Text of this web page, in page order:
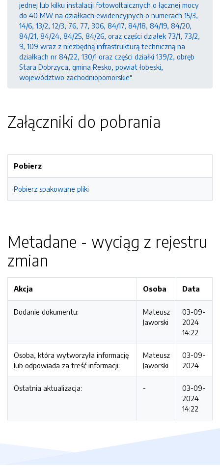
jednej lub kilku instalacji fotowoltaicznych o łącznej mocy
do 40 MW na działkach ewidencyjnych o numerach 15/3,
14/6, 13/2, 12/3, 76, 77, 306, 84/17, 84/18, 84/19, 84/20,
84/21, 84/24, 84/25, 84/26, oraz części działek 73/1, 73/2,
9, 109 wraz z niezbędną infrastrukturą techniczną na
działkach nr 84/22, 130/1 oraz części działki 139/2, obręb
Stara Dobrzyca, gmina Resko, powiat łobeski,
województwo zachodniopomorskie"
Załączniki do pobrania
Pobierz
Pobierz spakowane pliki
Metadane - wyciąg z rejestru
zmian
Akcja Osoba Data
Dodanie dokumentu:
Mateusz
Jaworski
03-09-
2024
14:22
Osoba, która wytworzyła informację
lub odpowiada za treść informacji:
Mateusz
Jaworski
03-09-
2024
Ostatnia aktualizacja: -
03-09-
2024
14:22